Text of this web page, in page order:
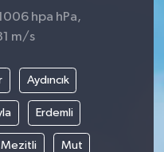
hpa hPa,
m/s
Aydıncık
Erdemli
Mezitli Mut